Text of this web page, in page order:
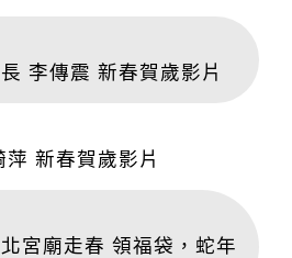
李傳震 新春賀歲影片
新春賀歲影片
宮廟走春 領福袋，蛇年